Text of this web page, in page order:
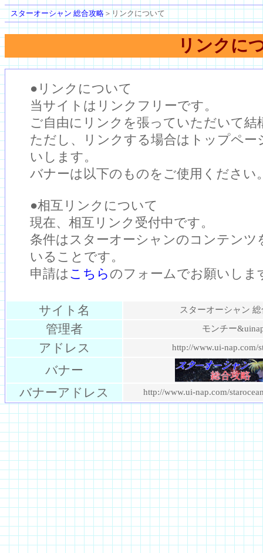
スターオーシャン 総合攻略 ＞リンクについて
リンクに
●リンクについて
当サイトはリンクフリーです。
ご自由にリンクを張っていただいて結
ただし、リンクする場合はトップペー
いします。
バナーは以下のものをご使用ください
●相互リンクについて
現在、相互リンク受付中です。
条件はスターオーシャンのコンテンツ
いることです。
申請は こちら のフォームでお願いしま
サイト名 スターオーシャン
管理者 モンチー
アドレス http://www.ui-nap.com/
バナー
バナーアドレス
http://www.ui-nap.com/